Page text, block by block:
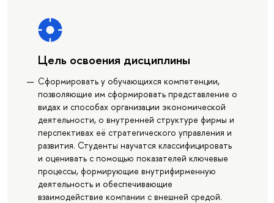
Цель освоения дисциплины
Сформировать у обучающихся компетенции,
позволяющие им сформировать представление о
видах и способах организации экономической
деятельности, о внутренней структуре фирмы и
перспективах её стратегического управления и
развития. Студенты научатся классифицировать
и оценивать с помощью показателей ключевые
процессы, формирующие внутрифирменную
деятельность и обеспечивающие
взаимодействие компании с внешней средой.